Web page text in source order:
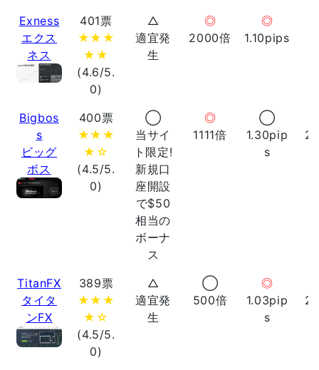
Exness
エクス
ネス
401票
★★★
★★
(4.6/5.
0)
△
適宜発
生
◎
2000倍
◎
1.10pips
Bigbos
s
ビッグ
ボス
400票
★★★
★☆
(4.5/5.
0)
◯
当サイ
ト限定!
新規口
座開設
で$50
相当の
ボーナ
ス
◎
1111倍
◯
1.30pip
s
TitanFX
タイタ
ンFX
389票
★★★
★☆
(4.5/5.
0)
△
適宜発
生
◯
500倍
◎
1.03pip
s